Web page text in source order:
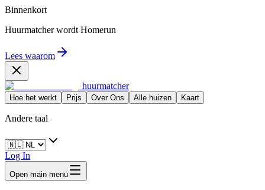
Binnenkort
Huurmatcher wordt Homerun
Lees waarom
huurmatcher
Hoe het werkt Prijs Over Ons Alle huizen Kaart
Andere taal
Log In
Open main menu